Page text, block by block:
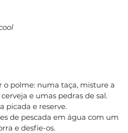
o polme: numa taça, misture a
e umas pedras de sal.
picada e reserve.
de pescada em água com um
e desfie-os.